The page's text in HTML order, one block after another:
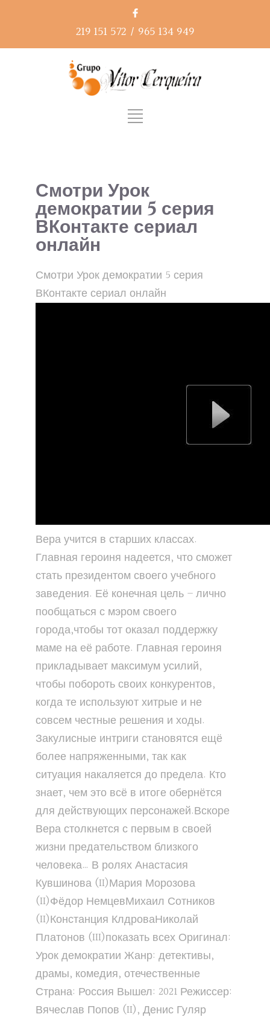
219 151 572 / 965 134 949
Смотри Урок
демократии 5 серия
ВКонтакте сериал
онлайн
Смотри Урок демократии 5 серия
ВКонтакте сериал онлайн
Вера учится в старших классах.
Главная героиня надеется, что сможет
стать президентом своего учебного
заведения. Её конечная цель – лично
пообщаться с мэром своего
города,чтобы тот оказал поддержку
маме на её работе. Главная героиня
прикладывает максимум усилий,
чтобы побороть своих конкурентов,
когда те используют хитрые и не
совсем честные решения и ходы.
Закулисные интриги становятся ещё
более напряженными, так как
ситуация накаляется до предела. Кто
знает, чем это всё в итоге обернётся
для действующих персонажей.Вскоре
Вера столкнется с первым в своей
жизни предательством близкого
человека… В ролях Анастасия
Кувшинова (II)Мария Морозова
(II)Фёдор НемцевМихаил Сотников
(II)Констанция КлдроваНиколай
Платонов (III)показать всех Оригинал:
Урок демократии Жанр: детективы,
драмы, комедия, отечественные
Страна: Россия Вышел: 2021 Режиссер:
Вячеслав Попов (II), Денис Гуляр